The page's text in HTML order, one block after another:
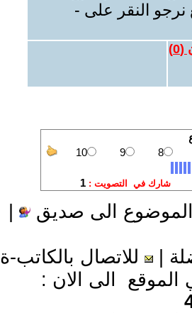
نرجو النقر على -
(
0
)
الى صديق
للاتصال بالكاتب-ة
الى الان :